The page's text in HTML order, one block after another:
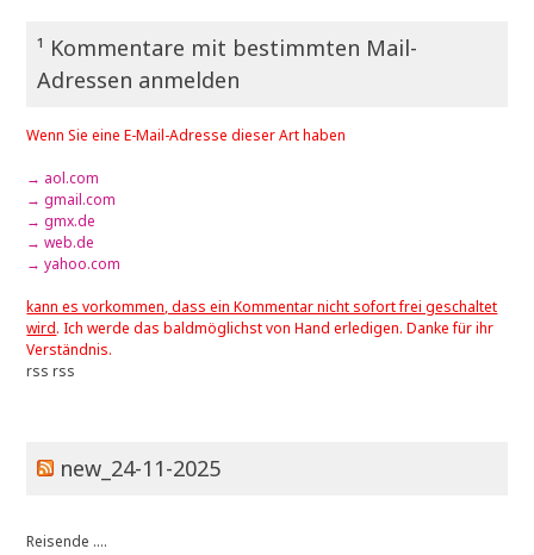
¹ Kommentare mit bestimmten Mail-
Adressen anmelden
Wenn Sie eine E-Mail-Adresse dieser Art haben
→ aol.com
→ gmail.com
→ gmx.de
→ web.de
→ yahoo.com
kann es vorkommen, dass ein Kommentar nicht sofort frei geschaltet
wird. Ich werde das baldmöglichst von Hand erledigen. Danke für ihr
Verständnis.
rss rss
new_24-11-2025
Reisende ....